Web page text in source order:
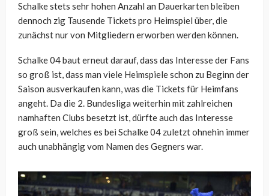
Schalke stets sehr hohen Anzahl an Dauerkarten bleiben
dennoch zig Tausende Tickets pro Heimspiel über, die
zunächst nur von Mitgliedern erworben werden können.
Schalke 04 baut erneut darauf, dass das Interesse der Fans
so groß ist, dass man viele Heimspiele schon zu Beginn der
Saison ausverkaufen kann, was die Tickets für Heimfans
angeht. Da die 2. Bundesliga weiterhin mit zahlreichen
namhaften Clubs besetzt ist, dürfte auch das Interesse
groß sein, welches es bei Schalke 04 zuletzt ohnehin immer
auch unabhängig vom Namen des Gegners war.